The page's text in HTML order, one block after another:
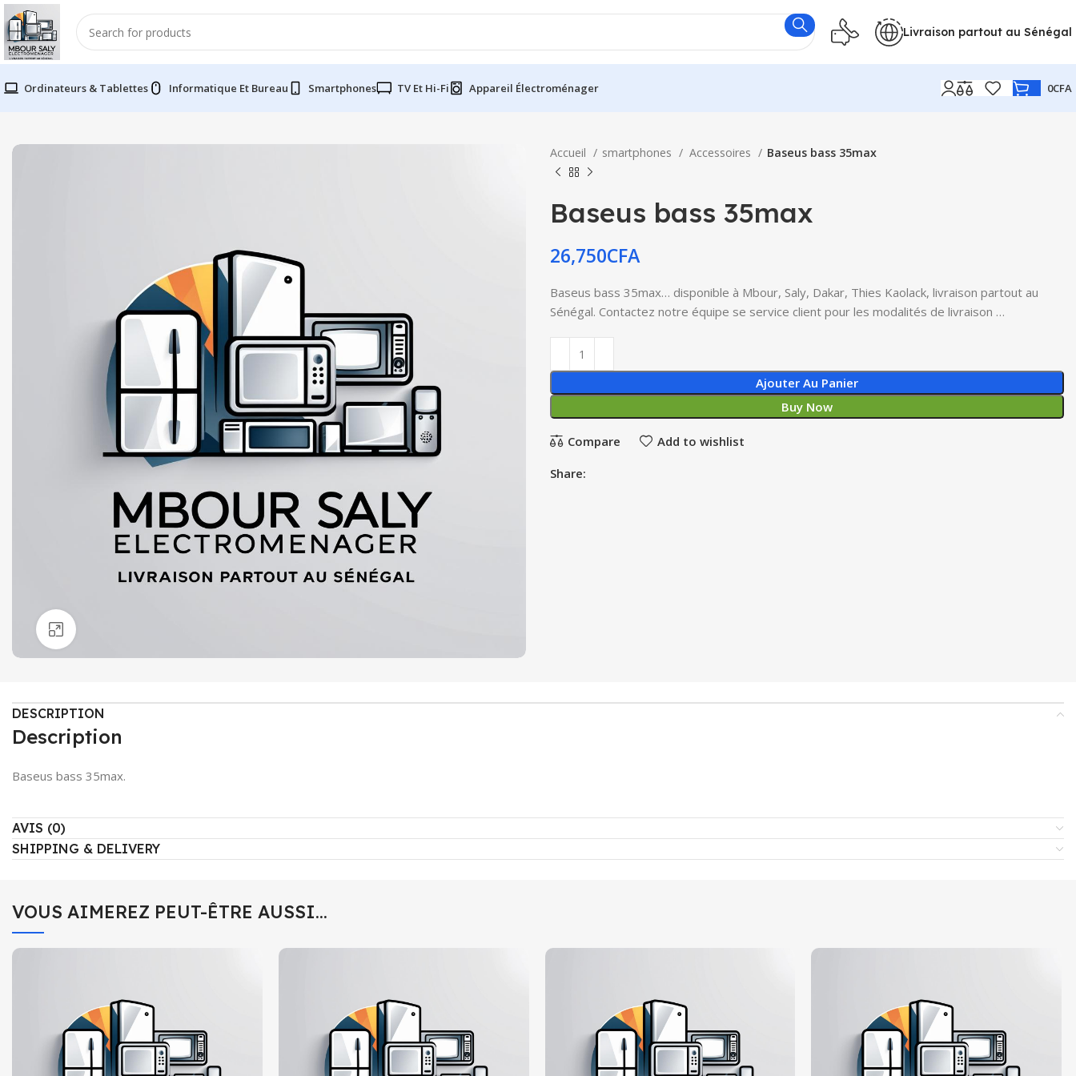
Livraison partout au Sénégal
Ordinateurs & Tablettes Informatique Et Bureau Smartphones TV Et Hi-Fi Appareil Électroménager 0CFA
Accueil smartphones Accessoires Baseus bass 35max
Baseus bass 35max
26,750CFA
Baseus bass 35max… disponible à Mbour, Saly, Dakar, Thies Kaolack, livraison partout au
Sénégal. Contactez notre équipe se service client pour les modalités de livraison …
Ajouter Au Panier
Buy Now
Compare Add to wishlist
Share:
DESCRIPTION
Description
Baseus bass 35max.
AVIS (0)
SHIPPING & DELIVERY
VOUS AIMEREZ PEUT-ÊTRE AUSSI…